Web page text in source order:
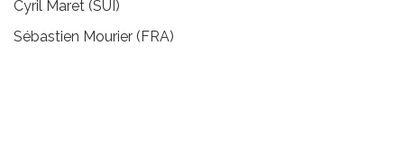
Cyril Maret (SUI)
Sébastien Mourier (FRA)